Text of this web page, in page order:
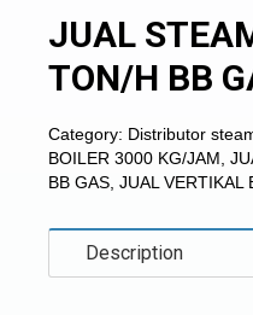
JUAL
TON/H BB
Category: Distributor
BOILER 3000 KG/JAM
BB GAS JUAL VERTIKAL
Description